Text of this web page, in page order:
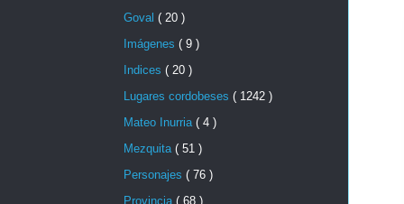
Goval ( 20 )
Imágenes ( 9 )
Indices ( 20 )
Lugares cordobeses ( 1242 )
Mateo Inurria ( 4 )
Mezquita ( 51 )
Personajes ( 76 )
Provincia ( 68 )